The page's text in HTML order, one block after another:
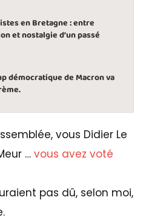
en Bretagne : entre
et nostalgie d’un passé
démocratique de Macron va
vous Didier Le
… vous avez voté
pas dû, selon moi,